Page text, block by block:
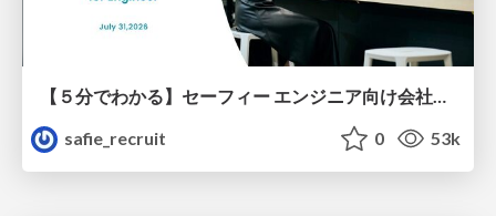
【５分でわかる】セーフィー エンジニア向け会社紹介
safie_recruit
0 53k